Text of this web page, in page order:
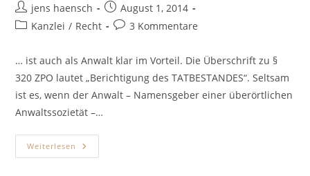
Beitrags-
Autor:
jens haensch
Beitrag
veröffentlicht:
August 1, 2014
Beitrags-
Kanzlei / Recht
Beitrags-
3 Kommentare
… ist auch als Anwalt klar im Vorteil. Die Überschrift zu §
320 ZPO lautet „Berichtigung des TATBESTANDES“. Seltsam
ist es, wenn der Anwalt – Namensgeber einer überörtlichen
Anwaltssozietät –…
Weiterlesen Wer
Lesen